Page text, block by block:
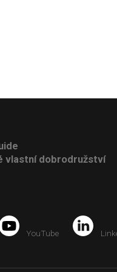
vlastní dobrodružství
YouTube